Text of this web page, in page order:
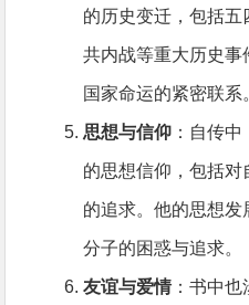
的历史变迁，包括五
共内战等重大历史
国家命运的紧密联系
思想与信仰 ：自传
的思想信仰，包括对
的追求。他的思想
分子的困惑与追求。
友谊与爱情：书中也